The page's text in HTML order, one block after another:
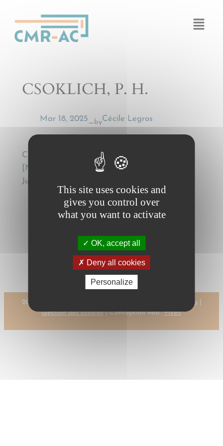
CSOKLICH, P. H.
Mar 18, 2025— byCécile Legros
CSOKLICH, P., Anmerkungen zu Art. 34 CMR
[Notes on Article 34 CMR], Österreichische
Juristen-Zeitung, 58 (2003), 41-47
Previous:
CSOKLICH, P. H.
Next:
P. H. →
2023 © CMR-AC Tous droits réservés | Mentions légales
Gestion des cookies| Conception web :Pixell
This site uses cookies and
gives you control over
what you want to activate
OK, accept all
Deny all cookies
Personalize